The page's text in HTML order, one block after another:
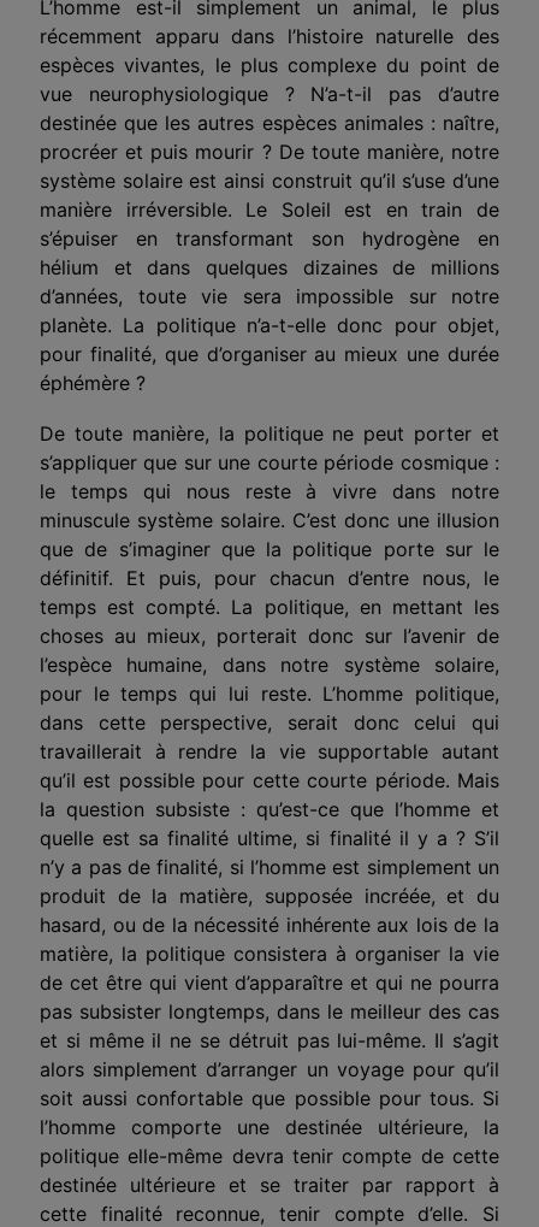
L’homme est-il simplement un animal, le plus
récemment apparu dans l’histoire naturelle des
espèces vivantes, le plus complexe du point de
vue neurophysiologique ? N’a-t-il pas d’autre
destinée que les autres espèces animales : naître,
procréer et puis mourir ? De toute manière, notre
système solaire est ainsi construit qu’il s’use d’une
manière irréversible. Le Soleil est en train de
s’épuiser en transformant son hydrogène en
hélium et dans quelques dizaines de millions
d’années, toute vie sera impossible sur notre
planète. La politique n’a-t-elle donc pour objet,
pour finalité, que d’organiser au mieux une durée
éphémère ?
De toute manière, la politique ne peut porter et
s’appliquer que sur une courte période cosmique :
le temps qui nous reste à vivre dans notre
minuscule système solaire. C’est donc une illusion
que de s’imaginer que la politique porte sur le
définitif. Et puis, pour chacun d’entre nous, le
temps est compté. La politique, en mettant les
choses au mieux, porterait donc sur l’avenir de
l’espèce humaine, dans notre système solaire,
pour le temps qui lui reste. L’homme politique,
dans cette perspective, serait donc celui qui
travaillerait à rendre la vie supportable autant
qu’il est possible pour cette courte période. Mais
la question subsiste : qu’est-ce que l’homme et
quelle est sa finalité ultime, si finalité il y a ? S’il
n’y a pas de finalité, si l’homme est simplement un
produit de la matière, supposée incréée, et du
hasard, ou de la nécessité inhérente aux lois de la
matière, la politique consistera à organiser la vie
de cet être qui vient d’apparaître et qui ne pourra
pas subsister longtemps, dans le meilleur des cas
et si même il ne se détruit pas lui-même. Il s’agit
alors simplement d’arranger un voyage pour qu’il
soit aussi confortable que possible pour tous. Si
l’homme comporte une destinée ultérieure, la
politique elle-même devra tenir compte de cette
destinée ultérieure et se traiter par rapport à
cette finalité reconnue, tenir compte d’elle. Si